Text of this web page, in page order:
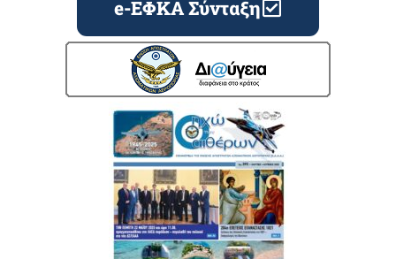
Το Συντονιστικό των ΕΑΑ στον κ.ΥΕΘΑ